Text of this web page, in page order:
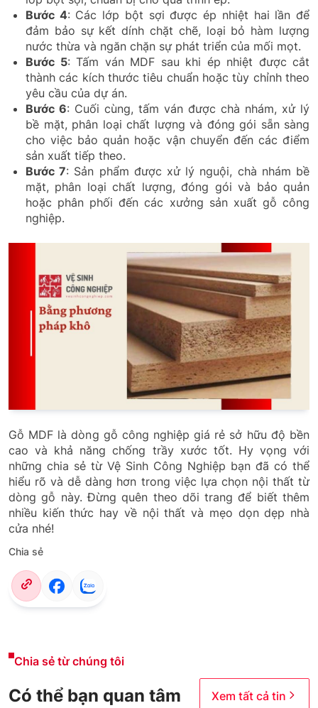
Chia sẻ
Bước 4: Các lớp bột sợi được ép nhiệt hai lần để
đảm bảo sự kết dính chặt chẽ, loại bỏ hàm lượng
nước thừa và ngăn chặn sự phát triển của mối mọt.
Bước 5: Tấm ván MDF sau khi ép nhiệt được cắt
thành các kích thước tiêu chuẩn hoặc tùy chỉnh theo
yêu cầu của dự án.
Bước 6: Cuối cùng, tấm ván được chà nhám, xử lý
bề mặt, phân loại chất lượng và đóng gói sẵn sàng
cho việc bảo quản hoặc vận chuyển đến các điểm
sản xuất tiếp theo.
Bước 7: Sản phẩm được xử lý nguội, chà nhám bề
mặt, phân loại chất lượng, đóng gói và bảo quản
hoặc phân phối đến các xưởng sản xuất gỗ công
nghiệp.
Gỗ MDF là dòng gỗ công nghiệp giá rẻ sở hữu độ bền
cao và khả năng chống trầy xước tốt. Hy vọng với
những chia sẻ từ Vệ Sinh Công Nghiệp bạn đã có thể
hiểu rõ và dễ dàng hơn trong việc lựa chọn nội thất từ
dòng gỗ này. Đừng quên theo dõi trang để biết thêm
nhiều kiến thức hay về nội thất và mẹo dọn dẹp nhà
cửa nhé!
Chia sẻ từ chúng tôi
Có thể bạn quan tâm Xem tất cả tin